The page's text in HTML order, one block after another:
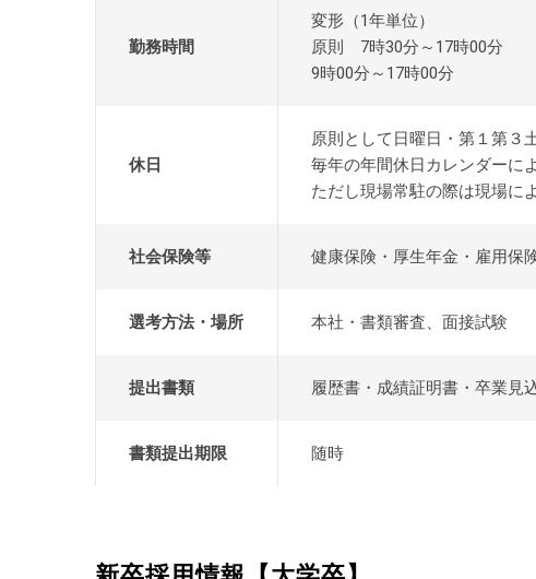
勤務時間
変形（1年単位）
原則 7時30分～17時00分
9時00分～17時00分
休日
原則として日曜日・第１第３
毎年の年間休日カレンダーに
ただし現場常駐の際は現場に
社会保険等 健康保険・厚生年金・雇用保
選考方法・場所 本社・書類審査、面接試験
提出書類 履歴書・成績証明書・卒業見
書類提出期限 随時